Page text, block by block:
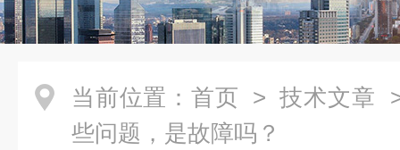
当前位置： 首页 > 技术文章
些问题，是故障吗？